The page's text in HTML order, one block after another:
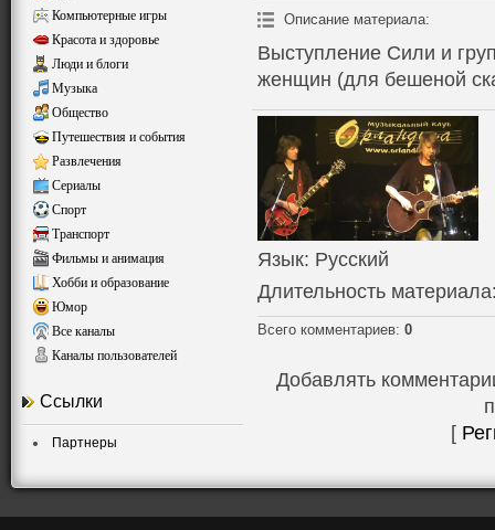
Компьютерные игры
Красота и здоровье
Люди и блоги
Музыка
Общество
Путешествия и события
Развлечения
Сериалы
Спорт
Транспорт
Фильмы и анимация
Хобби и образование
Юмор
Все каналы
Каналы пользователей
Ссылки
Партнеры
Описание материала:
Выступление Сили и
женщин (для бешеной
Язык: Русский
Длительность материала
Всего комментариев: 0
Добавлять
[